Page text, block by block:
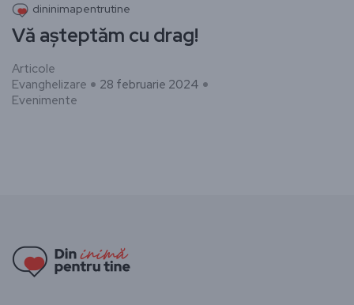
dininimapentrutine
Vă așteptăm cu drag!
Articole
Evanghelizare
Evenimente
28 februarie 2024